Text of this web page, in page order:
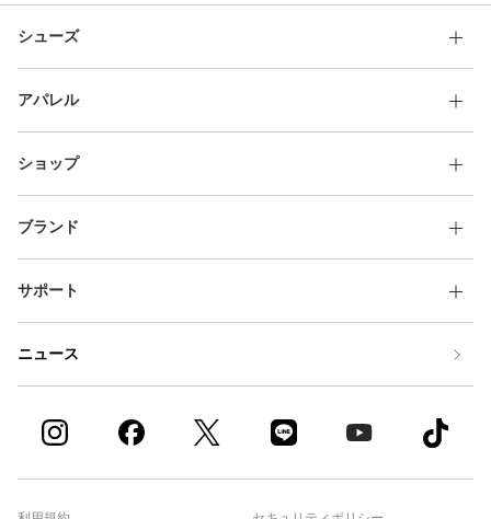
シューズ
アパレル
ショップ
ブランド
サポート
ニュース